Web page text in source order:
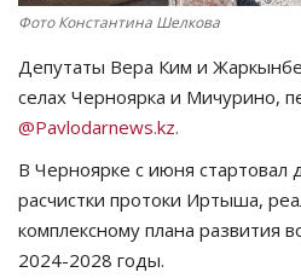
Курултай
Язык
Қазақша Русский
Фото Константина Шелкова
Депутаты Вера Ким и
селах Черноярка и Мичурино,
@Pavlodarnews.kz.
В Черноярке с июня стартовал
расчистки протоки Иртыша,
комплексному плана развития
2024-2028 годы.